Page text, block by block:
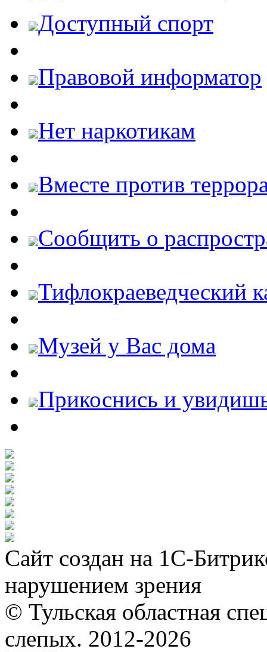
Доступный спорт
Правовой информатор
Нет наркотикам
Вместе против
Cообщить о
Тифлокраеведческий
Музей у Вас дома
Прикоснись и
Сайт создан на 1С-
нарушением зрения
© Тульская областная
слепых. 2012-2026